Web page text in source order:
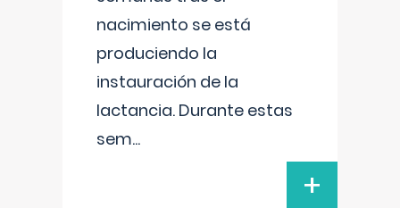
nacimiento se está
produciendo la
instauración de la
lactancia. Durante estas
sem...
+